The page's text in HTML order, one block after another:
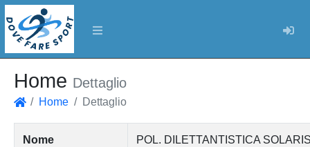
Home Dettaglio
Home Dettaglio
Nome POL. DILETTANTISTICA